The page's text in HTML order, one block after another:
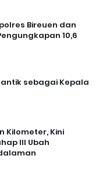
Bireuen dan
10,6
sebagai Kepala
Kilometer, Kini
III Ubah